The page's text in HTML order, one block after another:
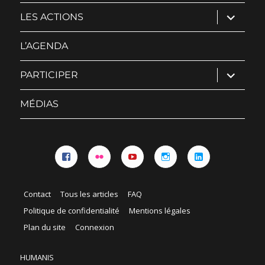
LES ACTIONS ouvrir
le
sous-
L’AGENDA
PARTICIPER ouvrir
le
sous-
MÉDIAS
Contact Tous les articles
FAQ
Politique de confidentialité
Mentions légales
Plan du site
Connexion
HUMANIS